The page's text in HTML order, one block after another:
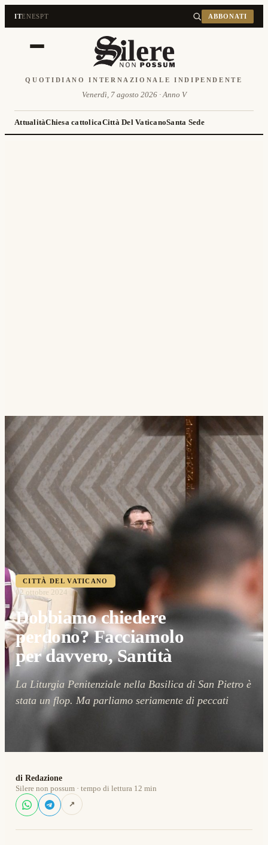
ITENESPT ABBONATI
QUOTIDIANO INTERNAZIONALE INDIPENDENTE
Venerdì, 7 agosto 2026 · Anno V
AttualitàChiesa cattolicaCittà Del VaticanoSanta Sede
CITTÀ DEL VATICANO
02 ottobre 2024
Dobbiamo chiedere
perdono? Facciamolo
per davvero, Santità
La Liturgia Penitenziale nella Basilica di San Pietro è
stata un flop. Ma parliamo seriamente di peccati
di Redazione
Silere non possum · tempo di lettura 12 min
↗